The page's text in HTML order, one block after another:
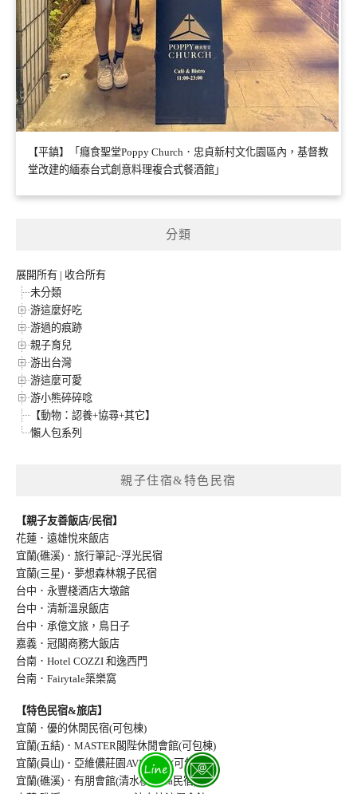
【平鎮】「癮食聖堂Poppy Church．忠貞新村文化園區內，基督教
堂改建的緬泰台式創意料理複合式餐酒館」
分類
展開所有 | 收合所有
未分類
游這麼好吃
游過的痕跡
親子育兒
游出台灣
游這麼可愛
游小熊碎碎唸
【動物：認養+協尋+其它】
懶人包系列
親子住宿&特色民宿
【親子友善飯店/民宿】
花蓮．遠雄悅來飯店
宜蘭(礁溪)．旅行筆記~浮光民宿
宜蘭(三星)．夢想森林親子民宿
台中．永豐棧酒店大墩館
台中．清新溫泉飯店
台中．承億文旅，鳥日子
嘉義．冠閣商務大飯店
台南．Hotel COZZI 和逸西門
台南．Fairytale築樂窩
【特色民宿&旅店】
宜蘭．優的休閒民宿(可包棟)
宜蘭(五結)．MASTER閣陛休閒會館(可包棟)
宜蘭(員山)．亞維儂莊園AVIGNON(可包棟)
宜蘭(礁溪)．有朋會館(清水模/villa民宿)